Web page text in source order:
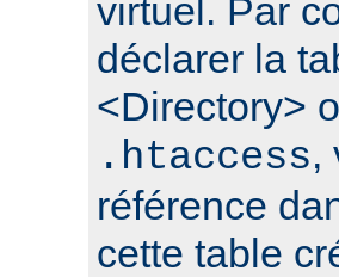
virtuel. Par
déclarer la
<Directory>
.htaccess,
référence
cette table